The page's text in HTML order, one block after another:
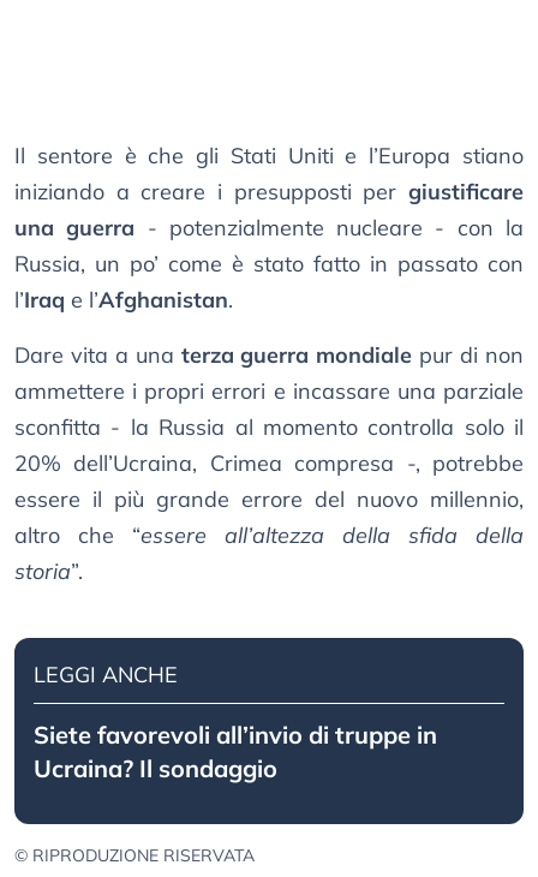
Il sentore è che gli Stati Uniti e l’Europa stiano
iniziando a creare i presupposti per giustificare
una guerra - potenzialmente nucleare - con la
Russia, un po’ come è stato fatto in passato con
l’Iraq e l’Afghanistan.
Dare vita a una terza guerra mondiale pur di non
ammettere i propri errori e incassare una parziale
sconfitta - la Russia al momento controlla solo il
20% dell’Ucraina, Crimea compresa -, potrebbe
essere il più grande errore del nuovo millennio,
altro che “essere all’altezza della sfida della
storia”.
LEGGI ANCHE
Siete favorevoli all’invio di truppe in
Ucraina? Il sondaggio
© RIPRODUZIONE RISERVATA